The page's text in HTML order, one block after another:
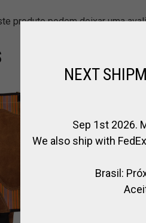
produto podem deixar uma
NEXT
Sep 1st 2026.
We also ship with
Brasil: